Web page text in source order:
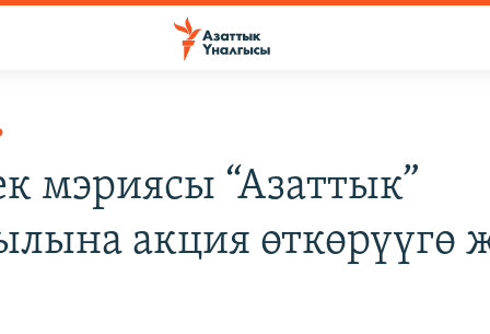
мэриясы “Азаттык”
акция өткөрүүгө